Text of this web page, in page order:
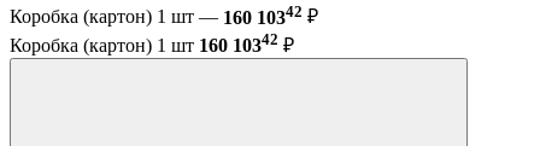
Коробка (картон) 1 шт — 160 10342 ₽
Коробка (картон) 1 шт 160 10342 ₽